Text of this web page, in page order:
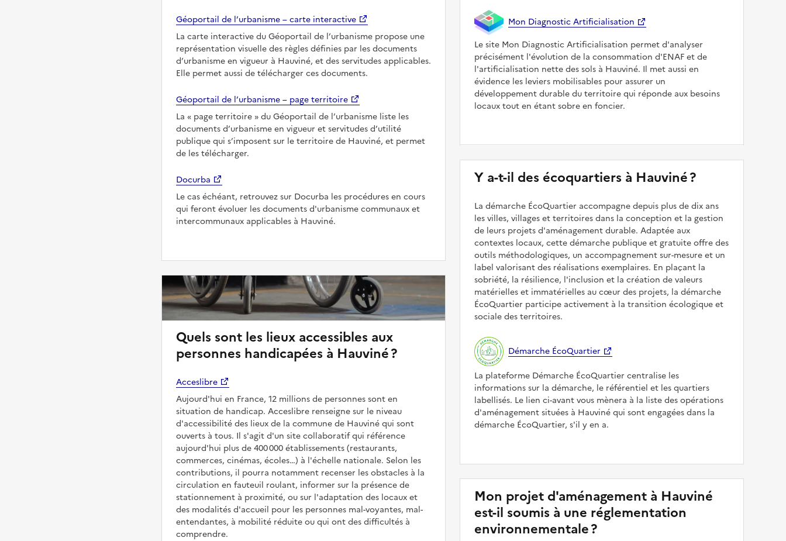
Géoportail de l’urbanisme – carte interactive
La carte interactive du Géoportail de l’urbanisme propose une
représentation visuelle des règles définies par les documents
d’urbanisme en vigueur à Hauviné, et des servitudes applicables.
Elle permet aussi de télécharger ces documents.
Géoportail de l’urbanisme – page territoire
La
page territoire
du Géoportail de l’urbanisme liste les
documents d’urbanisme en vigueur et servitudes d’utilité
publique qui s’imposent sur le territoire de Hauviné, et permet
de les télécharger.
Docurba
Le cas échéant, retrouvez sur Docurba les procédures en cours
qui feront évoluer les documents d'urbanisme communaux et
intercommunaux applicables à Hauviné.
Quels sont les lieux accessibles aux
personnes handicapées à Hauviné ?
Acceslibre
Aujourd'hui en France, 12 millions de personnes sont en
situation de handicap. Acceslibre renseigne sur le niveau
d'accessibilité des lieux de la commune de Hauviné qui sont
ouverts à tous. Il s'agit d'un site collaboratif qui référence
aujourd'hui plus de 400 000 établissements (restaurants,
commerces, cinémas, écoles…) à l'échelle nationale. Selon les
contributions, il pourra notamment recenser les obstacles à la
circulation en fauteuil roulant, informer sur la présence de
stationnement à proximité, ou sur l'adaptation des locaux et
des modalités d'accueil pour les personnes mal-voyantes, mal-
entendantes, à mobilité réduite ou qui ont des difficultés à
comprendre.
Mon Diagnostic Artificialisation
Le site Mon Diagnostic Artificialisation permet d'analyser
précisément l'évolution de la consommation d'ENAF et de
l'artificialisation nette des sols à Hauviné. Il met aussi en
évidence les leviers mobilisables pour assurer un
développement durable du territoire qui réponde aux besoins
locaux tout en étant sobre en foncier.
Y a-t-il des écoquartiers à Hauviné ?
La démarche ÉcoQuartier accompagne depuis plus de dix ans
les villes, villages et territoires dans la conception et la gestion
de leurs projets d'aménagement durable. Adaptée aux
contextes locaux, cette démarche publique et gratuite offre des
outils méthodologiques, un accompagnement sur-mesure et un
label valorisant des réalisations exemplaires. En plaçant la
sobriété, la résilience, l'inclusion et la création de valeurs
matérielles et immatérielles au cœur des projets, la démarche
ÉcoQuartier participe activement à la transition écologique et
sociale des territoires.
Démarche ÉcoQuartier
La plateforme Démarche ÉcoQuartier centralise les
informations sur la démarche, le référentiel et les quartiers
labellisés. Le lien ci-avant vous mènera à la liste des opérations
d'aménagement situées à Hauviné qui sont engagées dans la
démarche ÉcoQuartier, s'il y en a.
Mon projet d'aménagement à Hauviné
est-il soumis à une réglementation
environnementale ?